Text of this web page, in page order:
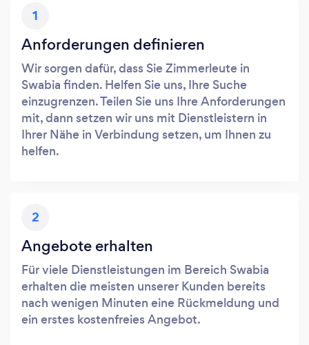
1
Anforderungen definieren
Wir sorgen dafür, dass Sie Zimmerleute in
Swabia finden. Helfen Sie uns, Ihre Suche
einzugrenzen. Teilen Sie uns Ihre Anforderungen
mit, dann setzen wir uns mit Dienstleistern in
Ihrer Nähe in Verbindung setzen, um Ihnen zu
helfen.
2
Angebote erhalten
Für viele Dienstleistungen im Bereich Swabia
erhalten die meisten unserer Kunden bereits
nach wenigen Minuten eine Rückmeldung und
ein erstes kostenfreies Angebot.